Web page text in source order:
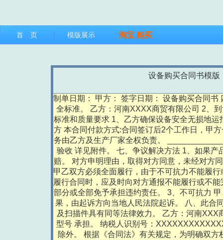
首 页 模版展示 淘宝 购买
设备购买合同书模版
制单日期： 甲方： 签字日期： 设备购买合同
全标准。 乙方：河南XXXX商贸有限公司 2、
标准和质量要求 1、乙方确保设备安全无损地
方 本合同付款方式:合同签订后2个工作日，甲
务由乙方及生产厂家全权负责。
验收 详见附件。 七、争议解决方法 1、如果
赔。 对方申明理由，取得对方同意，未经对方
甲乙双方必须全面履行，由于不可抗力不能履
履行合同时，应及时向对方通报不能履行或不
部分或全部免予承担违约责任。 3、不可抗力
果，由起诉方向当地人民法院起诉。 八、此合
及扫描件具有同等法律效力。 乙方：河南
型号 承担。 纳税人识别号：
除外。 根据《合同法》有关规定，为明确双